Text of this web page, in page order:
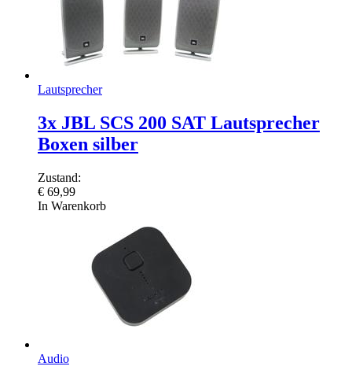
Lautsprecher
3x JBL SCS 200 SAT Lautsprecher
Boxen silber
Zustand:
€ 69,99
In Warenkorb
Audio